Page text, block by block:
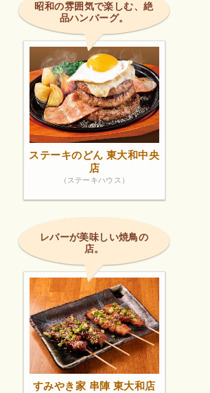
昭和の雰囲気で楽しむ、絶
品ハンバーグ。
ステーキのどん 東大和中央
店
（ステーキハウス）
レバーが美味しい焼鳥の
店。
すみやき家 串陣 東大和店